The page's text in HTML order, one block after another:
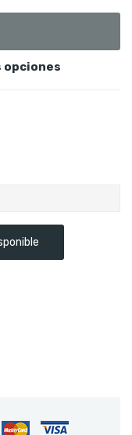
opciones